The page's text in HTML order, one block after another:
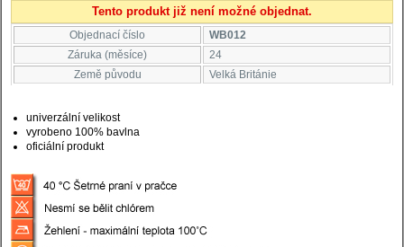
Tento produkt již není možné objednat.
Objednací číslo
WB012
Záruka (měsíce)
24
Země původu
Velká Británie
univerzální velikost
vyrobeno 100% bavlna
oficiální produkt